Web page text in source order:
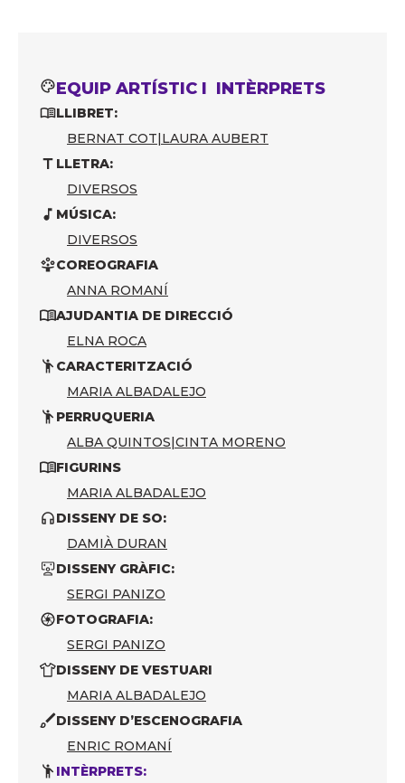
EQUIP ARTÍSTIC I INTÈRPRETS
LLIBRET:
BERNAT COT LAURA AUBERT
LLETRA:
DIVERSOS
MÚSICA:
DIVERSOS
COREOGRAFIA
ANNA ROMANÍ
AJUDANTIA DE DIRECCIÓ
ELNA ROCA
CARACTERITZACIÓ
MARIA ALBADALEJO
PERRUQUERIA
ALBA QUINTOS CINTA MORENO
FIGURINS
MARIA ALBADALEJO
DISSENY DE SO:
DAMIÀ DURAN
DISSENY GRÀFIC:
SERGI PANIZO
FOTOGRAFIA:
SERGI PANIZO
DISSENY DE VESTUARI
MARIA ALBADALEJO
DISSENY D’ESCENOGRAFIA
ENRIC ROMANÍ
INTÈRPRETS: